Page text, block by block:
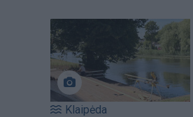
Klaipėda